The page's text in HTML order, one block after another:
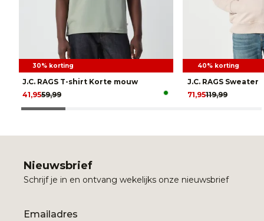
30% korting
J.C. RAGS T-shirt Korte mouw
59,99
41,95
40% korting
J.C. RAGS Sweater
119,99
71,95
Nieuwsbrief
Schrijf je in en ontvang wekelijks onze nieuwsbrief
Email